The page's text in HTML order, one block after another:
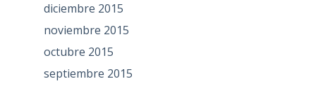
diciembre 2015
noviembre 2015
octubre 2015
septiembre 2015